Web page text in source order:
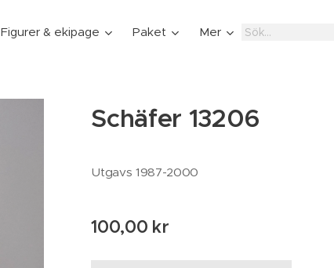
Figurer & ekipage Paket Mer
Schäfer 13206
Utgavs 1987-2000
100,00 kr